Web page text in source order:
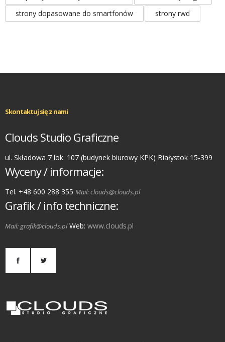
strony dopasowane do smartfonów
strony rwd
Skontaktuj się z nami
Clouds Studio Graficzne
ul. Składowa 7 lok. 107 (budynek biurowy KPK) Białystok 15-399
Wyceny / informacje:
Tel. +48 600 288 355 Mail: clouds@clouds.pl
Grafik / info techniczne:
Mail: grafik@clouds.plWeb: www.clouds.pl